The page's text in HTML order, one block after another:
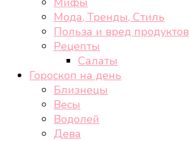
Мода, Тренды, Стиль
Польза и вред продуктов
Рецепты
Салаты
Гороскоп на день
Близнецы
Весы
Водолей
Дева